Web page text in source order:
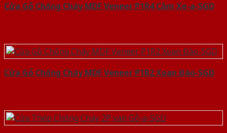
Cửa Gỗ Chống Cháy MDF Veneer P1R4 Căm Xe-a-SGD
Cửa Gỗ Chống Cháy MDF Veneer P1R2 Xoan Đào-SGD